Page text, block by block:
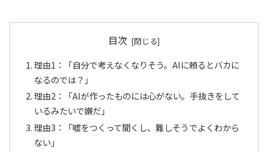
目次
理由1：「自分で考えなくなりそう。AIに頼るとバカに
なるのでは？」
理由2：「AIが作ったものには心がない。手抜きをして
いるみたいで嫌だ」
理由3：「嘘をつくって聞くし、難しそうでよくわから
ない」